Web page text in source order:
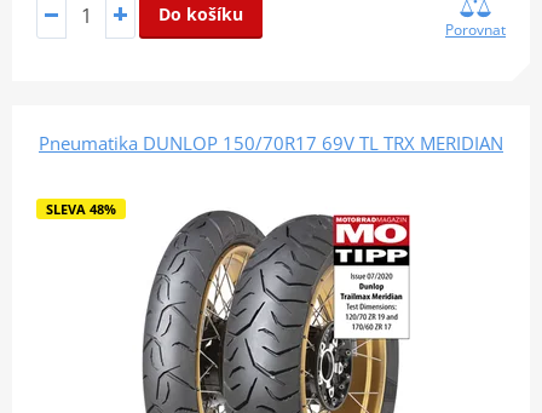
Do košíku
Porovnat
Pneumatika DUNLOP 150/70R17 69V TL TRX MERIDIAN
SLEVA 48%